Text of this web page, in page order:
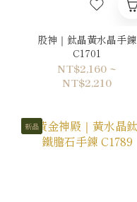
股神｜鈦晶黃水晶手鍊
C1701
NT$2,160 ~
NT$2,210
新品